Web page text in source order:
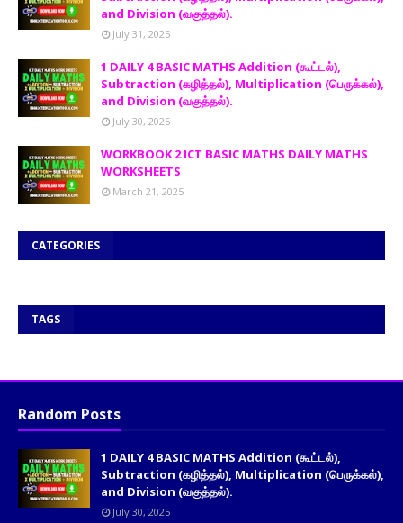
and Division (வகுத்தல்).
July 31, 2025
1 DAILY 4 BASIC MATHS Addition (கூட்டல்),
Subtraction (கழித்தல்), Multiplication (பெருக்கல்),
and Division (வகுத்தல்).
July 30, 2025
WORKBOOK 2 ICT BASIC MATHS DAILY MATHS
WORKSHEETS
March 21, 2025
CATEGORIES
TAGS
Random Posts
1 DAILY 4 BASIC MATHS Addition (கூட்டல்),
Subtraction (கழித்தல்), Multiplication (பெருக்கல்),
and Division (வகுத்தல்).
July 30, 2025